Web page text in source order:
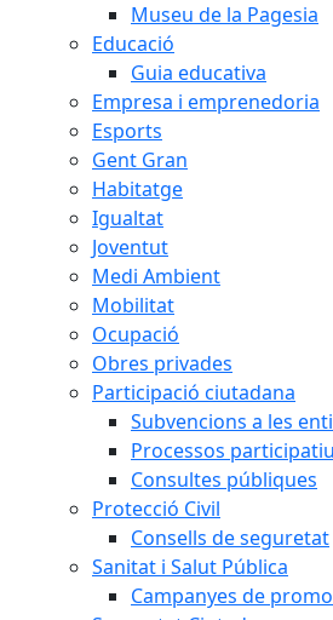
Museu de la Pagesia
Educació
Guia educativa
Empresa i emprenedoria
Esports
Gent Gran
Habitatge
Igualtat
Joventut
Medi Ambient
Mobilitat
Ocupació
Obres privades
Participació ciutadana
Subvencions a les
Processos
Consultes públiques
Protecció Civil
Consells de seguretat
Sanitat i Salut Pública
Campanyes de